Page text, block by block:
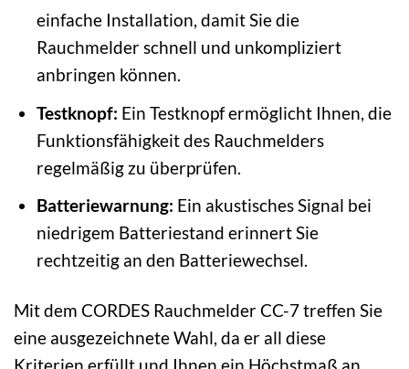
einfache Installation, damit Sie die
Rauchmelder schnell und unkompliziert
anbringen können.
Testknopf: Ein Testknopf ermöglicht Ihnen, die
Funktionsfähigkeit des Rauchmelders
regelmäßig zu überprüfen.
Batteriewarnung: Ein akustisches Signal bei
niedrigem Batteriestand erinnert Sie
rechtzeitig an den Batteriewechsel.
Mit dem CORDES Rauchmelder CC-7 treffen Sie
eine ausgezeichnete Wahl, da er all diese